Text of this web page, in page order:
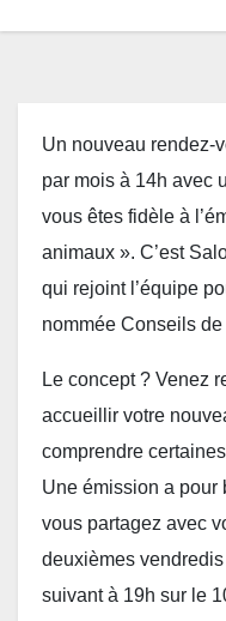
Un nouveau rendez-
par mois à 14h avec
vous êtes fidèle à
animaux ». C’est
qui rejoint l’équipe
nommée Conseils
Le concept ? Venez
accueillir votre
comprendre
Une émission a pour
vous partagez avec
deuxièmes
suivant à 19h sur le